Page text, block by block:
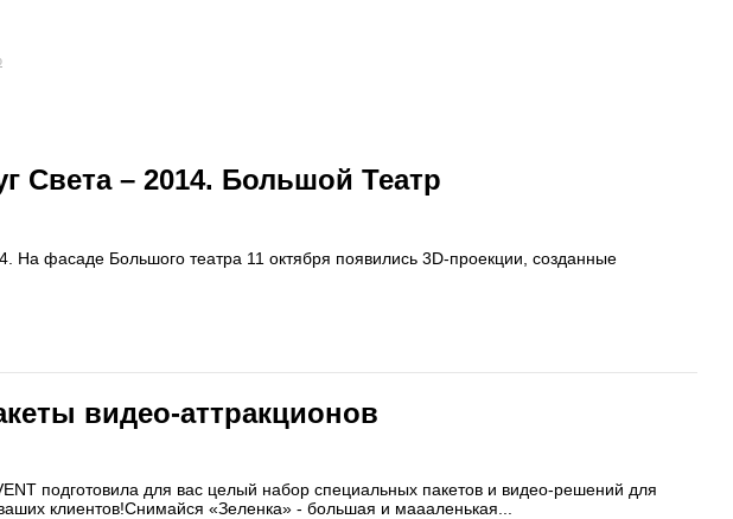
Света – 2014. Большой Театр
На фасаде Большого театра 11 октября появились 3D-проекции, созданные
видео-аттракционов
подготовила для вас целый набор специальных пакетов и видео-решений для
клиентов!Снимайся «Зеленка» - большая и маааленькая...